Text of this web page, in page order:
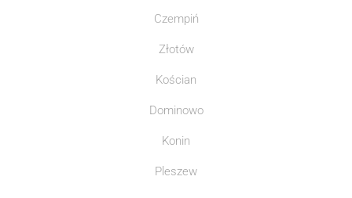
Czempiń
Złotów
Kościan
Dominowo
Konin
Pleszew